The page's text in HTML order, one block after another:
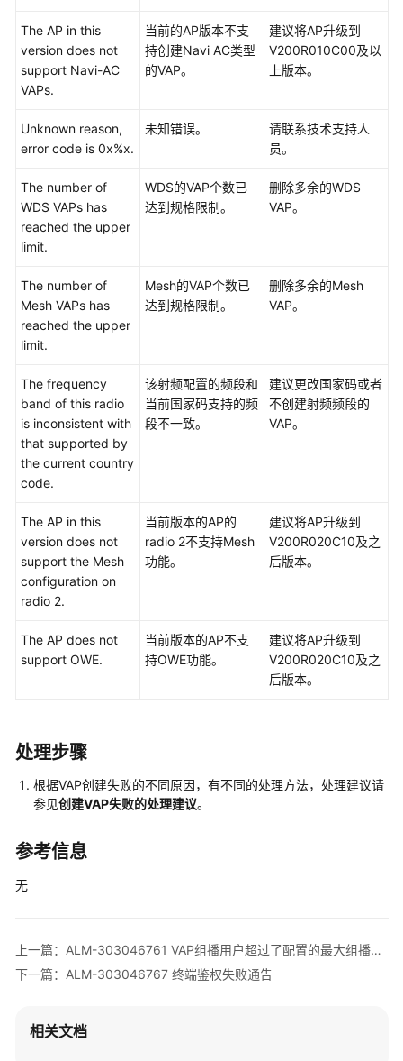
303046725
器
中
303046721
当
前
证
用
户
数
占
的
百
分
比
设
定
值
ALM-
前
户
数
格
The AP in this
version does not
support Navi-AC
VAPs.
当前的AP版本不支
持创建Navi AC类型
的VAP。
建议将AP升级到
V200R010C00及以
上版本。
Unknown reason,
error code is 0x%x.
未知错误。
请联系技术支持人
员。
The number of
WDS VAPs has
reached the upper
limit.
WDS的VAP个数已
达到规格限制。
删除多余的WDS
VAP。
The number of
Mesh VAPs has
reached the upper
limit.
Mesh的VAP个数已
达到规格限制。
删除多余的Mesh
VAP。
The frequency
band of this radio
is inconsistent with
that supported by
the current country
code.
该射频配置的频段和
当前国家码支持的频
段不一致。
建议更改国家码或者
不创建射频频段的
VAP。
The AP in this
version does not
support the Mesh
configuration on
radio 2.
当前版本的AP的
radio 2不支持Mesh
功能。
建议将AP升级到
V200R020C10及之
后版本。
The AP does not
support OWE.
当前版本的AP不支
持OWE功能。
建议将AP升级到
V200R020C10及之
后版本。
处理步骤
根据VAP创建失败的不同原因，有不同的处理方法，处理建议请
参见创建VAP失败的处理建议。
参考信息
无
上一篇：ALM-303046761 VAP组播用户超过了配置的最大组播用户数
下一篇：ALM-303046767 终端鉴权失败通告
相关文档